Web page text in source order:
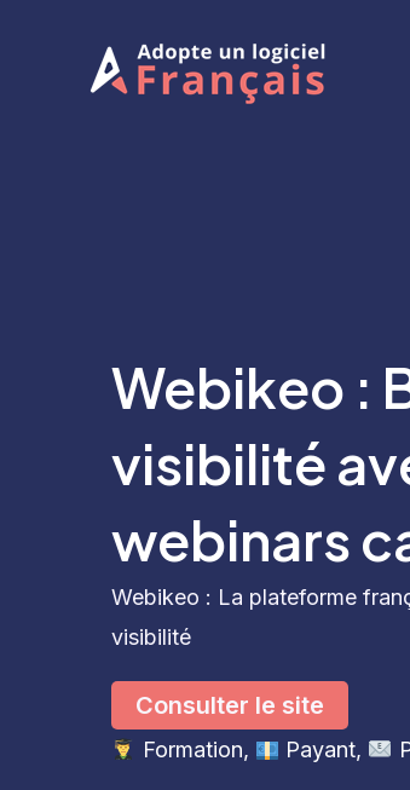
Webikeo :
visibilité
webinars
Webikeo : La plateforme
visibilité
Consulter le site
Formation, Payant,